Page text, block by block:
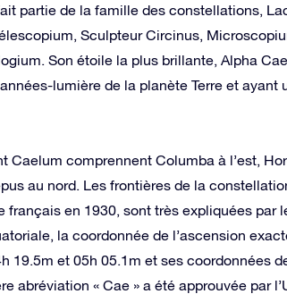
partie de la famille des constellations,
Sculpteur Circinus,
Son étoile la plus brillante, Alpha
lumière de la planète Terre et ayant
Caelum comprennent Columba à l’est,
au nord. Les frontières de la
français en 1930, sont très expliquées par
la coordonnée de l’ascension
19.5m et 05h 05.1m et ses coordonnées
abréviation « Cae » a été approuvée par